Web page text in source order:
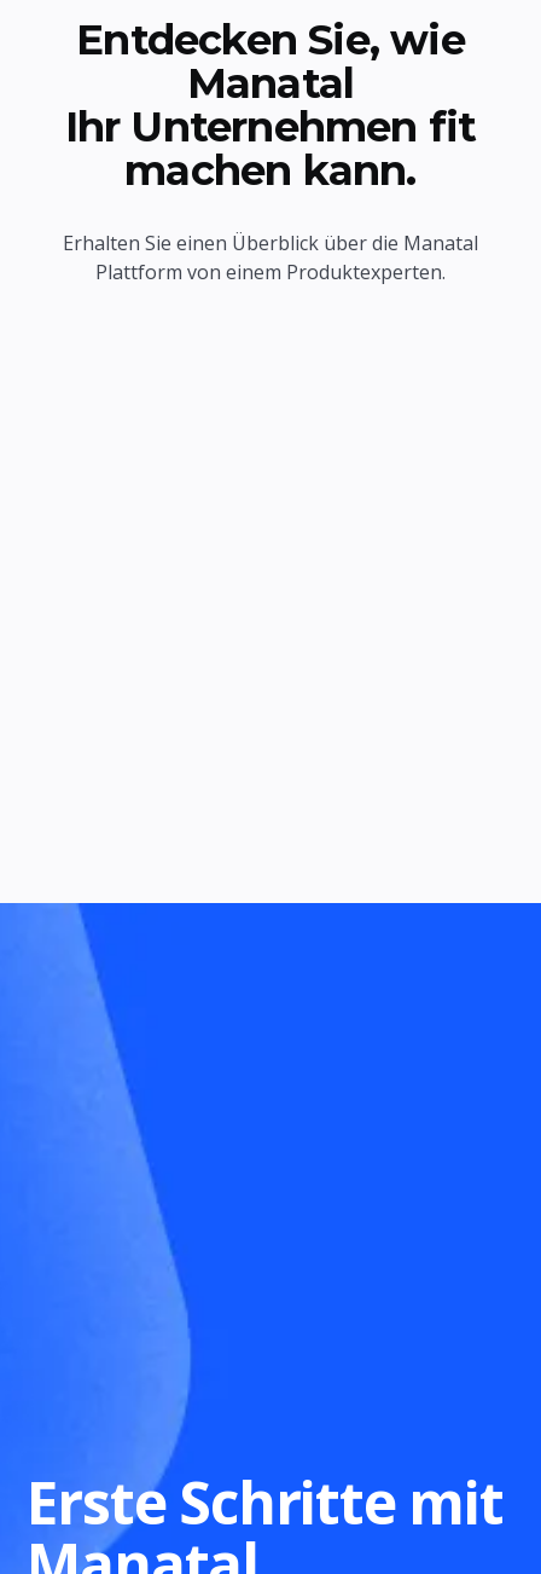
Entdecken Sie, wie
Manatal
Ihr Unternehmen fit
machen kann.
Erhalten Sie einen Überblick über die Manatal
Plattform von einem Produktexperten.
Erste Schritte mit